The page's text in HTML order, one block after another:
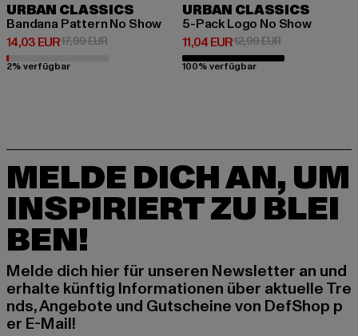
URBAN CLASSICS
Bandana Pattern No Show
14,03 EUR
Derzeitiger Preis: 14,03 EUR
17,99 EURAktionspreis: 17,99 EUR
2% verfügbar
URBAN CLASSICS
5-Pack Logo No Show
11,04 EUR
Derzeitiger Preis: 11,04 EUR
12,99 EURAktionspreis:
100% verfügbar
MELDE DICH AN, UM
INSPIRIERT ZU BLEI
BEN!
Melde dich hier für unseren Newsletter an und
erhalte künftig Informationen über aktuelle Tre
nds, Angebote und Gutscheine von DefShop p
er E-Mail!